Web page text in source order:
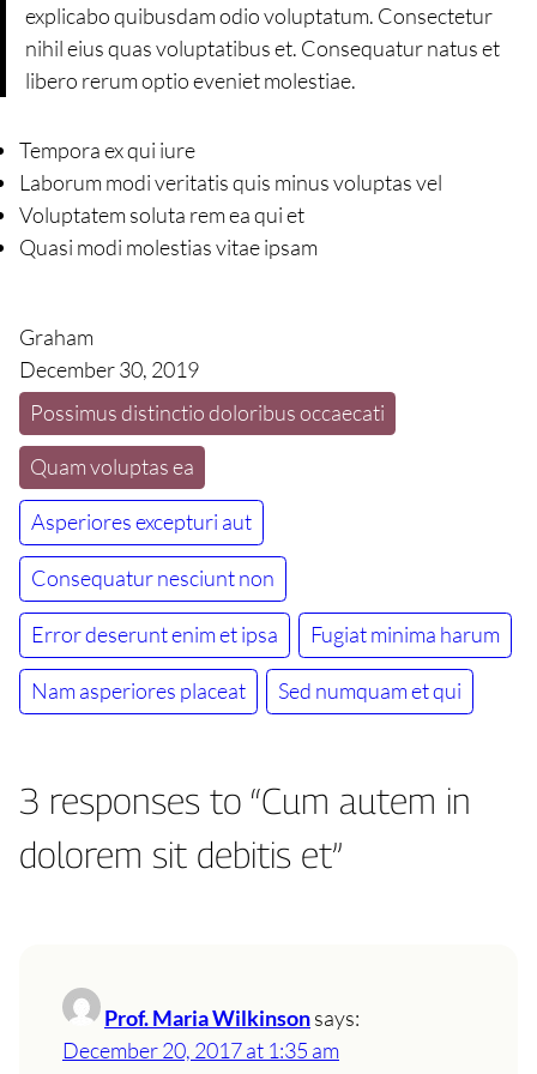
explicabo quibusdam odio voluptatum. Consectetur
nihil eius quas voluptatibus et. Consequatur natus et
libero rerum optio eveniet molestiae.
Tempora ex qui iure
Laborum modi veritatis quis minus voluptas vel
Voluptatem soluta rem ea qui et
Quasi modi molestias vitae ipsam
Graham
December 30, 2019
Possimus distinctio doloribus occaecati
Quam voluptas ea
Asperiores excepturi aut
Consequatur nesciunt non
Error deserunt enim et ipsa Fugiat minima harum
Nam asperiores placeat Sed numquam et qui
3 responses to “Cum autem in
dolorem sit debitis et”
Prof. Maria Wilkinsonsays:
December 20, 2017 at 1:35 am